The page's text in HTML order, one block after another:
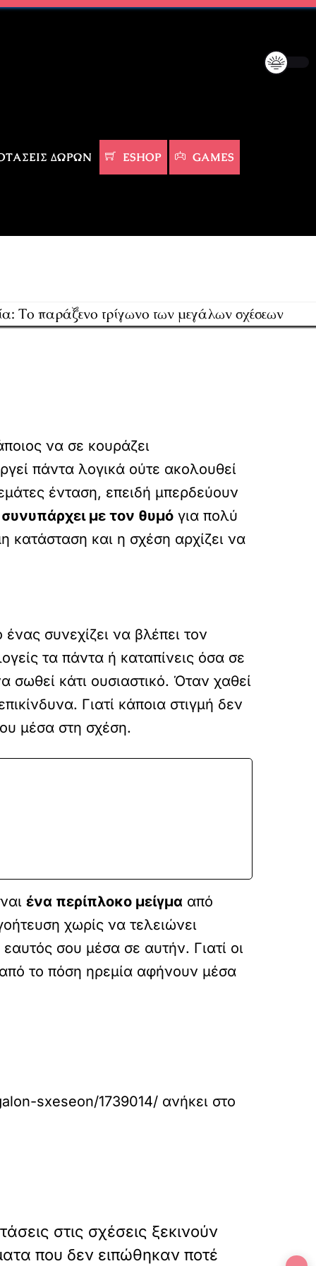
ΔΏΡΩΝ ESHOP GAMES
να σε κουράζει
πάντα λογικά ούτε ακολουθεί
ένταση, επειδή μπερδεύουν
με τον θυμό για πολύ
κατάσταση και η σχέση αρχίζει να
συνεχίζει να βλέπει τον
τα πάντα ή καταπίνεις όσα σε
κάτι ουσιαστικό. Όταν χαθεί
Γιατί κάποια στιγμή δεν
μέσα στη σχέση.
ένα περίπλοκο μείγμα από
χωρίς να τελειώνει
σου μέσα σε αυτήν. Γιατί οι
το πόση ηρεμία αφήνουν μέσα
sxeseon/1739014/ ανήκει στο
στις σχέσεις ξεκινούν
που δεν ειπώθηκαν ποτέ